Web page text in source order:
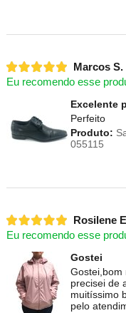
Marcos S.
Eu recomendo esse
Excelente
Perfeito
Produto:
055115
Rosilene
Eu recomendo esse
Gostei
Gostei,bom
precisei de
muitíssimo
pelo